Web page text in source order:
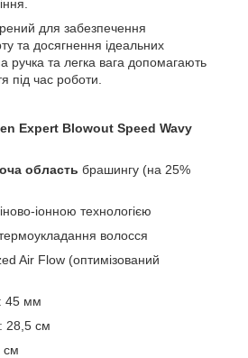
для забезпечення
та досягнення ідеальних
ручка та легка вага допомагають
під час роботи.
Expert Blowout Speed Wavy
область брашингу (на 25%
іонною технологією
волосся
Air Flow (оптимізований
45 мм
28,5 см
см